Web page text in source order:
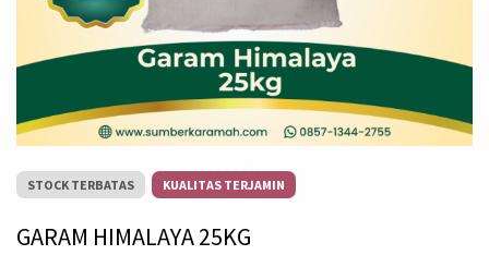
STOCK TERBATAS KUALITAS TERJAMIN
GARAM HIMALAYA 25KG